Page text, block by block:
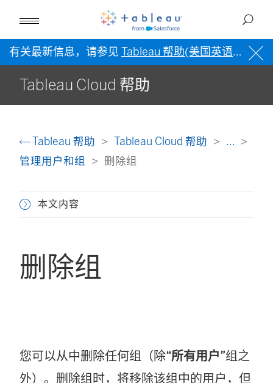
有关最新信息，请参见 Tableau 帮助(美国英语) 。
Tableau Cloud 帮助
Tableau 帮助 Tableau Cloud 帮助
...
管理用户和组
删除组
本文内容
删除组
您可以从中删除任何组（除“所有用户”组之
外）。删除组时，将移除该组中的用户，但